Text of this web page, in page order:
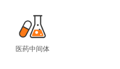
医药中间体